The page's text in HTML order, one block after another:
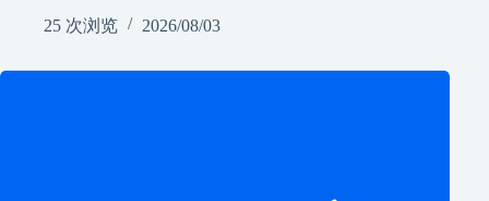
25 次浏览
2026/08/03